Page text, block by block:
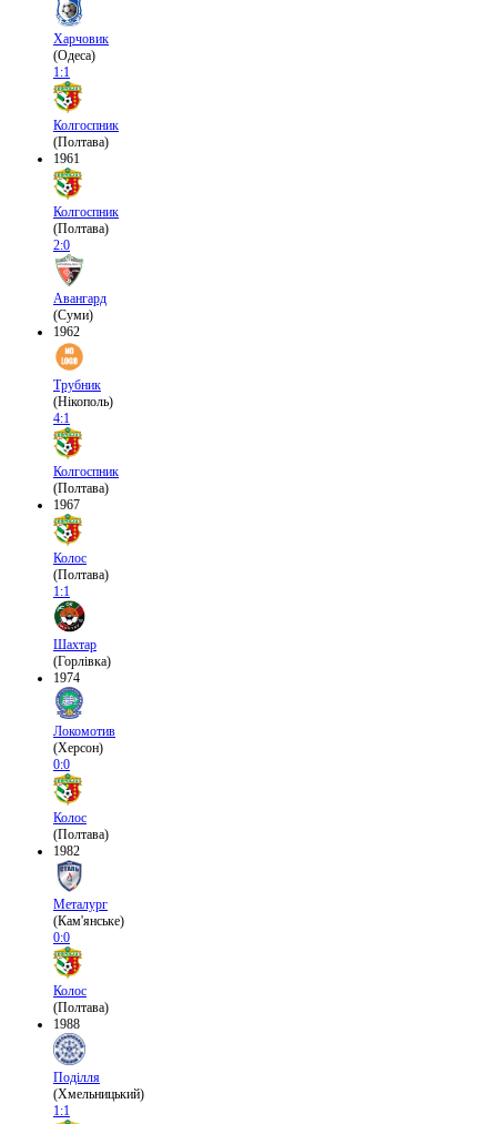
Харчовик
(Одеса)
1:1
Колгоспник
(Полтава)
1961
Колгоспник
(Полтава)
2:0
Авангард
(Суми)
1962
Трубник
(Нікополь)
4:1
Колгоспник
(Полтава)
1967
Колос
(Полтава)
1:1
Шахтар
(Горлівка)
1974
Локомотив
(Херсон)
0:0
Колос
(Полтава)
1982
Металург
(Кам'янське)
0:0
Колос
(Полтава)
1988
Поділля
(Хмельницький)
1:1